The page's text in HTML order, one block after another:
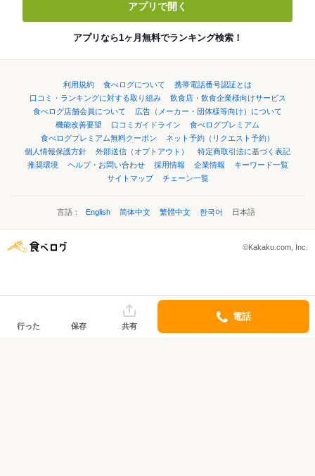
アプリで開く
アプリなら1ヶ月無料でランキング検索！
利用規約 食べログについて
携帯電話番号認証とは
口コミ・ランキングに対する取り組み
飲食店・飲食企業様向けサービス
食べログ店舗会員について
広告（メーカー・団体様等向け）について
機能改善要望
口コミガイドライン
食べログプレミアム
食べログプレミアム無料クーポン
ネット予約（リクエスト予約）
個人情報保護方針
外部送信（オプトアウト）
特定商取引法に基づく表記
推奨環境
ヘルプ・お問い合わせ 採用情報 企業情報
キーワード一覧
サイトマップ
チェーン一覧
言語： English 简体中文 繁體中文 한국어 日本語
©Kakaku.com, Inc.
行った 保存 共有
電話